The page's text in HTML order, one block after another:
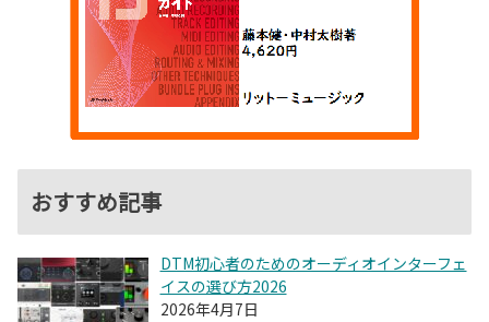
おすすめ記事
DTM初心者のためのオーディオインターフェ
イスの選び方2026
2026年4月7日